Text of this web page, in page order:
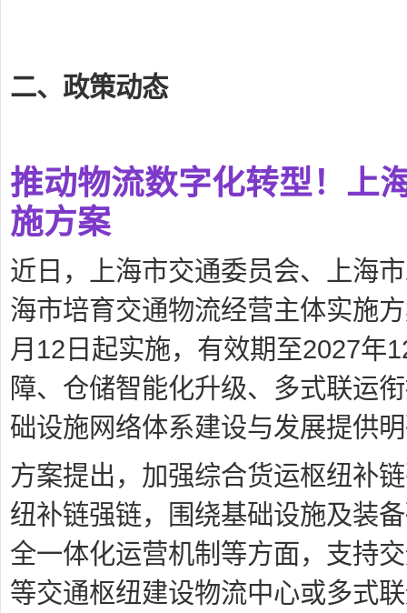
二、政策动态
推动物流数字化转型！上
施方案
近日，上海市交通委员会、上海
海市培育交通物流经营主体实施
月12日起实施，有效期至2027年
障、仓储智能化升级、多式联运
础设施网络体系建设与发展提供
方案提出，加强综合货运枢纽补
纽补链强链，围绕基础设施及装
全一体化运营机制等方面，支持
等交通枢纽建设物流中心或多式